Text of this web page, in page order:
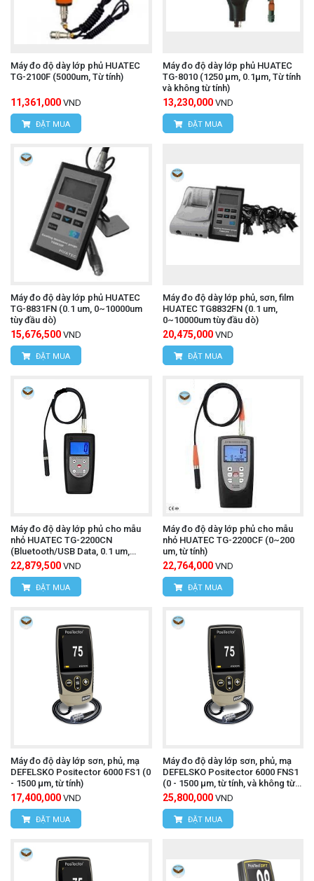
Máy đo độ dày lớp phủ HUATEC
TG-2100F (5000um, Từ tính)
11,361,000 VND
ĐẶT MUA
Máy đo độ dày lớp phủ HUATEC
TG-8010 (1250 μm, 0.1μm, Từ tính
và không từ tính)
13,230,000 VND
ĐẶT MUA
Máy đo độ dày lớp phủ HUATEC
TG-8831FN (0.1 um, 0~10000um
tùy đầu dò)
15,676,500 VND
ĐẶT MUA
Máy đo độ dày lớp phủ, sơn, film
HUATEC TG8832FN (0.1 um,
0~10000um tùy đầu dò)
20,475,000 VND
ĐẶT MUA
Máy đo độ dày lớp phủ cho mẫu
nhỏ HUATEC TG-2200CN
(Bluetooth/USB Data, 0.1 um,
0~200 um , không từ tính)
22,879,500 VND
ĐẶT MUA
Máy đo độ dày lớp phủ cho mẫu
nhỏ HUATEC TG-2200CF (0~200
um, từ tính)
22,764,000 VND
ĐẶT MUA
Máy đo độ dày lớp sơn, phủ, mạ
DEFELSKO Positector 6000 FS1 (0
- 1500 µm, từ tính)
17,400,000 VND
ĐẶT MUA
Máy đo độ dày lớp sơn, phủ, mạ
DEFELSKO Positector 6000 FNS1
(0 - 1500 µm, từ tính, và không từ
tính)
25,800,000 VND
ĐẶT MUA